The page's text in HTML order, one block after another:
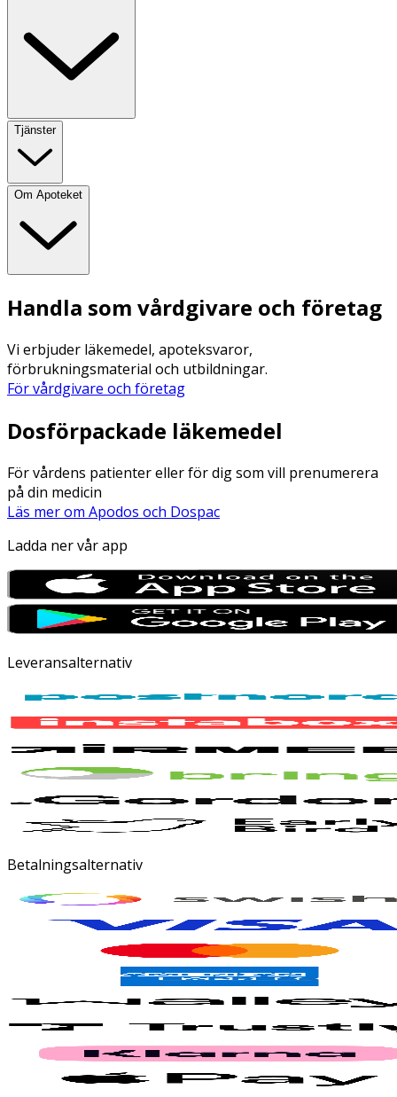
Tjänster
Om Apoteket
Handla som vårdgivare och företag
Vi erbjuder läkemedel, apoteksvaror,
förbrukningsmaterial och utbildningar.
För vårdgivare och företag
Dosförpackade läkemedel
För vårdens patienter eller för dig som vill prenumerera
på din medicin
Läs mer om Apodos och Dospac
Ladda ner vår app
Leveransalternativ
Betalningsalternativ